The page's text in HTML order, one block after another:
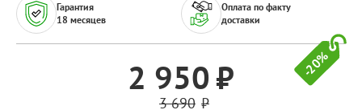
-20%
Гарантия
18 месяцев
Оплата по факту
доставки
2 950
3 690